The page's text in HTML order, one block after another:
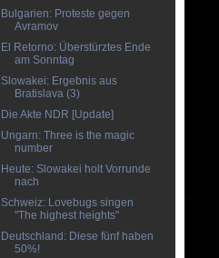
Bulgarien: Proteste gegen
Avramov
El Retorno: Überstürztes Ende
am Sonntag
Slowakei: Ergebnis aus
Bratislava (3)
Die Akte NDR [Update]
Ungarn: Three is the magic
number
Heute: Slowakei holt Vorrunde
nach
Schweiz: Lovebugs singen
"The highest heights"
Deutschland: Diese fünf haben
50%!